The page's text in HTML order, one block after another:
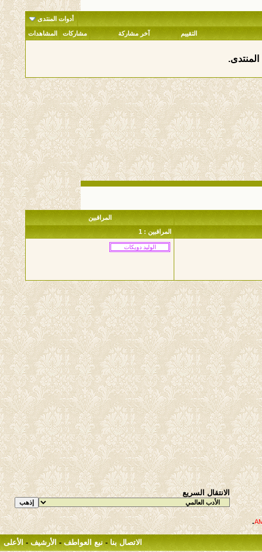
أدوات المنتدى
التقييم آخر مشاركة مشاركات المشاهدات
المراقبين
المراقبين : 1
الانتقال السريع
.
الاتصال بنا - نبع العواطف - الأرشيف - الأعلى